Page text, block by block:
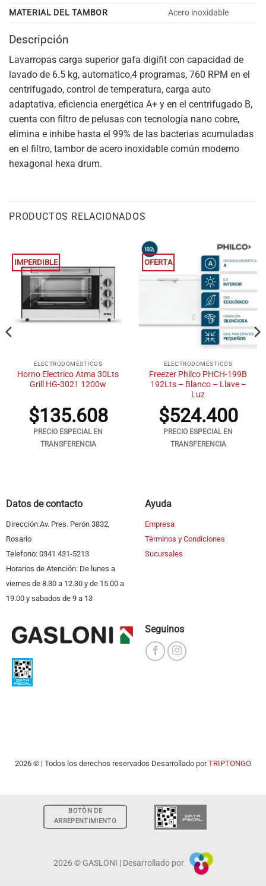
MATERIAL DEL TAMBOR
Acero inoxidable
Descripción
Lavarropas carga superior gafa digifit con capacidad de
lavado de 6.5 kg, automatico,4 programas, 760 RPM en el
centrifugado, control de temperatura, carga auto
adaptativa, eficiencia energética A+ y en el centrifugado B,
cuenta con filtro de pelusas con tecnología nano cobre,
elimina e inhibe hasta el 99% de las bacterias acumuladas
en el filtro, tambor de acero inoxidable común moderno
hexagonal hexa drum.
PRODUCTOS RELACIONADOS
IMPERDIBLE
ELECTRODOMÉSTICOS
Horno Electrico Atma 30Lts
Grill HG-3021 1200w
$135.608
PRECIO ESPECIAL EN
TRANSFERENCIA
OFERTA
ELECTRODOMÉSTICOS
Freezer Philco PHCH-199B
192Lts – Blanco – Llave –
Luz
$524.400
PRECIO ESPECIAL EN
TRANSFERENCIA
Datos de contacto
Dirección:Av. Pres. Perón 3832,
Rosario
Telefono: 0341 431-5213
Horarios de Atención: De lunes a
viernes de 8.30 a 12.30 y de 15.00 a
19.00 y sabados de 9 a 13
Ayuda
Empresa
Términos y Condiciones
Sucursales
Seguinos
2026 © | Todos los derechos reservados Desarrollado porTRIPTONGO
BOTÒN DE
ARREPENTIMIENTO
2026 © GASLONI | Desarrollado por